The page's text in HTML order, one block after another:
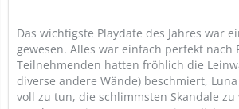
Das wichtigste Playdate des Jahres war
gewesen. Alles war einfach perfekt nach
Teilnehmenden hatten fröhlich die
diverse andere Wände) beschmiert,
voll zu tun, die schlimmsten Skandale